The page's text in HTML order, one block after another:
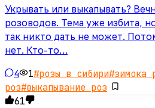
Укрывать или выкапывать?
розоводов. Тема уже избита,
так никто дать не может.
нет. Кто-то…
4 1#розы в сибири#зимока
роз#выкапывание роз
61